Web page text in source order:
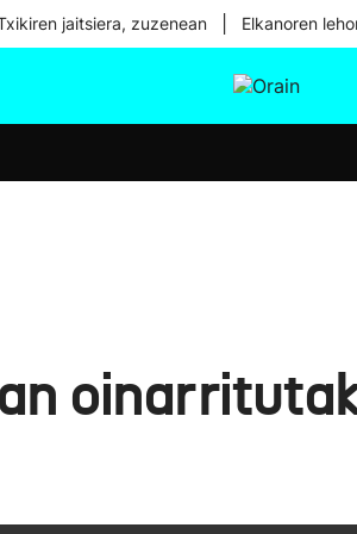
jaitsiera, zuzenean Elkanoren